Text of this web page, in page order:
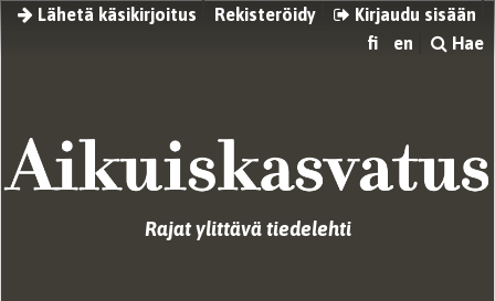
Lähetä käsikirjoitus Rekisteröidy
Kirjaudu sisään
fi
en Hae
Rajat ylittävä tiedelehti